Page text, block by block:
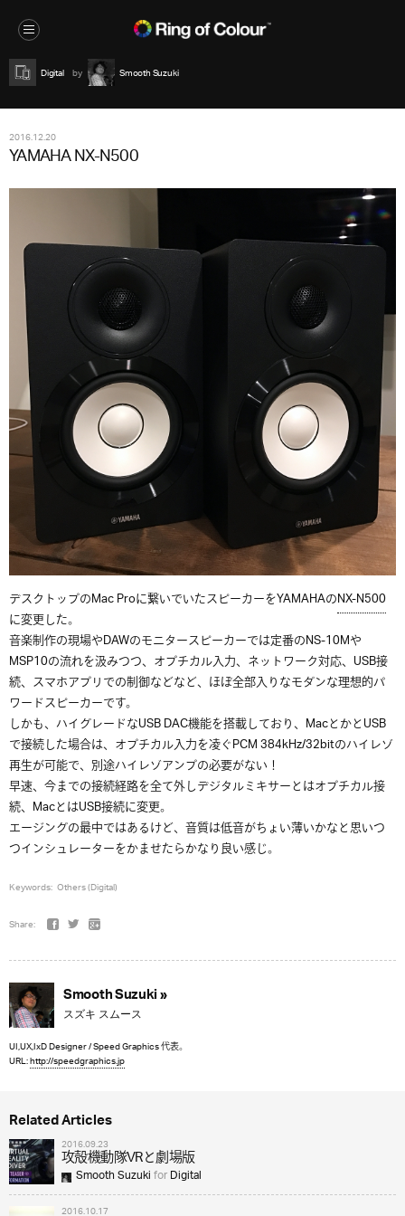
Digital Smooth Suzuki
2016.12.20
YAMAHA NX-N500
デスクトップのMac Proに繋いでいたスピーカーをYAMAHAのNX-N500
に変更した。
音楽制作の現場やDAWのモニタースピーカーでは定番のNS-10Mや
MSP10の流れを汲みつつ、オプチカル入力、ネットワーク対応、USB接
続、スマホアプリでの制御などなど、ほぼ全部入りなモダンな理想的パ
ワードスピーカーです。
しかも、ハイグレードなUSB DAC機能を搭載しており、MacとかとUSB
で接続した場合は、オプチカル入力を凌ぐPCM 384kHz/32bitのハイレゾ
再生が可能で、別途ハイレゾアンプの必要がない！
早速、今までの接続経路を全て外しデジタルミキサーとはオプチカル接
続、MacとはUSB接続に変更。
エージングの最中ではあるけど、音質は低音がちょい薄いかなと思いつ
つインシュレーターをかませたらかなり良い感じ。
Keywords: Others (Digital)
Share:
Smooth Suzuki »
スズキ スムース
UI,UX,IxD Designer / Speed Graphics 代表。
URL:http://speedgraphics.jp
Related Articles
2016.09.23
攻殻機動隊VRと劇場版
Smooth SuzukiforDigital
2016.10.17